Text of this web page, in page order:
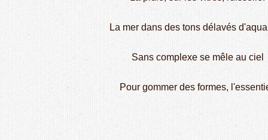
La mer dans des tons délavés
Sans complexe se mêle au ciel
Pour gommer des formes,